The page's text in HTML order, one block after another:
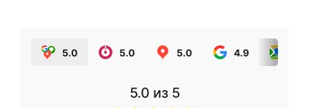
5.0 5.0 5.0 4.9
5.0 из 5